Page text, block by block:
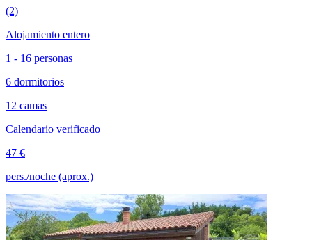
(2)
Alojamiento entero
1 - 16 personas
6 dormitorios
12 camas
Calendario verificado
47 €
pers./noche (aprox.)